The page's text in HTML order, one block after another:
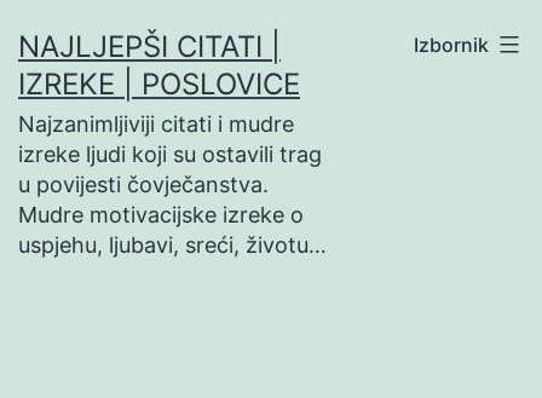
na
sadržaj
NAJLJEPŠI CITATI |
IZREKE | POSLOVICE
Najzanimljiviji citati i mudre
izreke ljudi koji su ostavili trag
u povijesti čovječanstva.
Mudre motivacijske izreke o
uspjehu, ljubavi, sreći, životu…
Izbornik